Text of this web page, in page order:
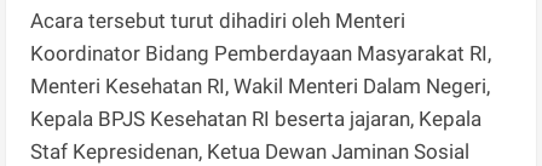
Acara tersebut turut dihadiri oleh Menteri
Koordinator Bidang Pemberdayaan Masyarakat RI,
Menteri Kesehatan RI, Wakil Menteri Dalam Negeri,
Kepala BPJS Kesehatan RI beserta jajaran, Kepala
Staf Kepresidenan, Ketua Dewan Jaminan Sosial